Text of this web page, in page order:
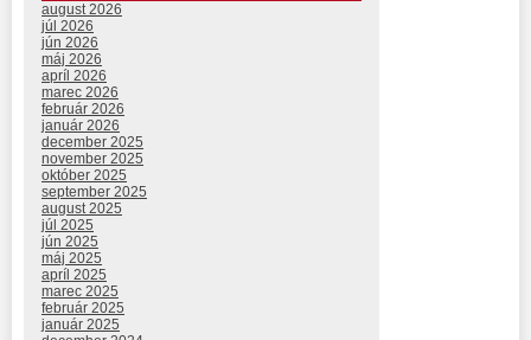
august 2026
júl 2026
jún 2026
máj 2026
apríl 2026
marec 2026
február 2026
január 2026
december 2025
november 2025
október 2025
september 2025
august 2025
júl 2025
jún 2025
máj 2025
apríl 2025
marec 2025
február 2025
január 2025